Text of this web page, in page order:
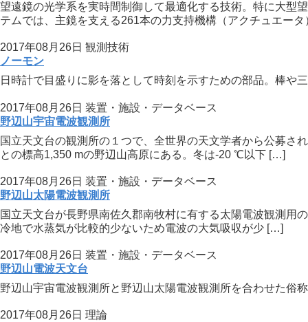
望遠鏡の光学系を実時間制御して最適化する技術。特に大型
テムでは、主鏡を支える261本の力支持機構（アクチュエー
2017年08月26日 観測技術
ノーモン
日時計で目盛りに影を落として時刻を示すための部品。棒や
2017年08月26日 装置・施設・データベース
野辺山宇宙電波観測所
国立天文台の観測所の１つで、全世界の天文学者から公募さ
との標高1,350 mの野辺山高原にある。冬は-20 ℃以下 […]
2017年08月26日 装置・施設・データベース
野辺山太陽電波観測所
国立天文台が長野県南佐久郡南牧村に有する太陽電波観測用
冷地で水蒸気が比較的少ないため電波の大気吸収が少 […]
2017年08月26日 装置・施設・データベース
野辺山電波天文台
野辺山宇宙電波観測所と野辺山太陽電波観測所を合わせた俗
2017年08月26日 理論